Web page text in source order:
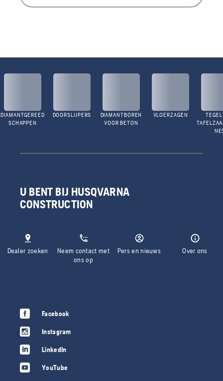
DIAMANTGEREED
SCHAPPEN
DOORSLIJPERS
DIAMANTBOREN
VOOR BETON
VLOERZAGEN
U BENT BIJ HUSQVARNA
CONSTRUCTION
Dealer zoeken
Neem contact met
ons op
Pers en nieuws Over ons
Facebook
Instagram
LinkedIn
YouTube